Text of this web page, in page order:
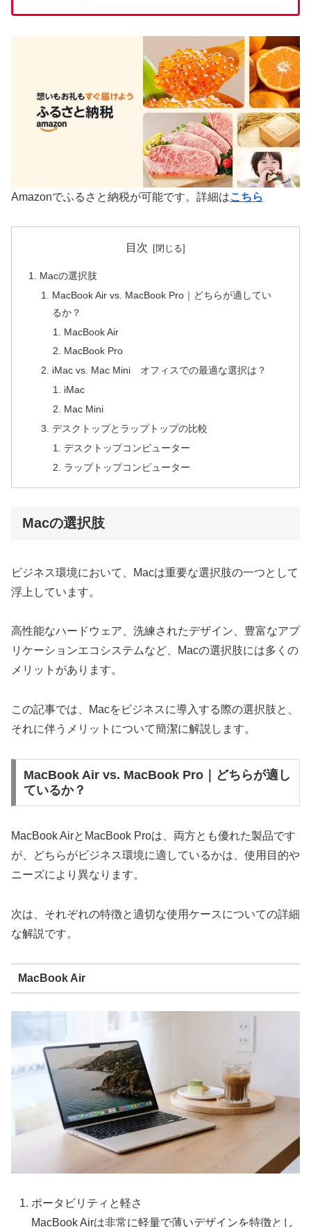
Amazonでふるさと納税が可能です。詳細はこちら
目次
Macの選択肢
MacBook Air vs. MacBook Pro｜どちらが適してい
るか？
MacBook Air
MacBook Pro
iMac vs. Mac Mini オフィスでの最適な選択は？
iMac
Mac Mini
デスクトップとラップトップの比較
デスクトップコンピューター
ラップトップコンピューター
Macの選択肢
ビジネス環境において、Macは重要な選択肢の一つとして
浮上しています。
高性能なハードウェア、洗練されたデザイン、豊富なアプ
リケーションエコシステムなど、Macの選択肢には多くの
メリットがあります。
この記事では、Macをビジネスに導入する際の選択肢と、
それに伴うメリットについて簡潔に解説します。
MacBook Air vs. MacBook Pro｜どちらが適し
ているか？
MacBook AirとMacBook Proは、両方とも優れた製品です
が、どちらがビジネス環境に適しているかは、使用目的や
ニーズにより異なります。
次は、それぞれの特徴と適切な使用ケースについての詳細
な解説です。
MacBook Air
ポータビリティと軽さ
MacBook Airは非常に軽量で薄いデザインを特徴とし